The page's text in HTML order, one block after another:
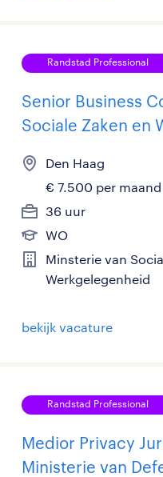
Randstad Professional
Senior Business
Sociale Zaken en
Den Haag
€ 7.500 per maand
36 uur
WO
Minsterie van
Werkgelegenheid
bekijk vacature
Randstad Professional
Medior Privacy
Ministerie van